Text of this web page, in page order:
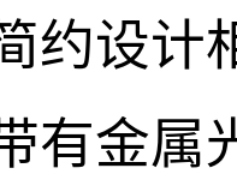
设计
有金属